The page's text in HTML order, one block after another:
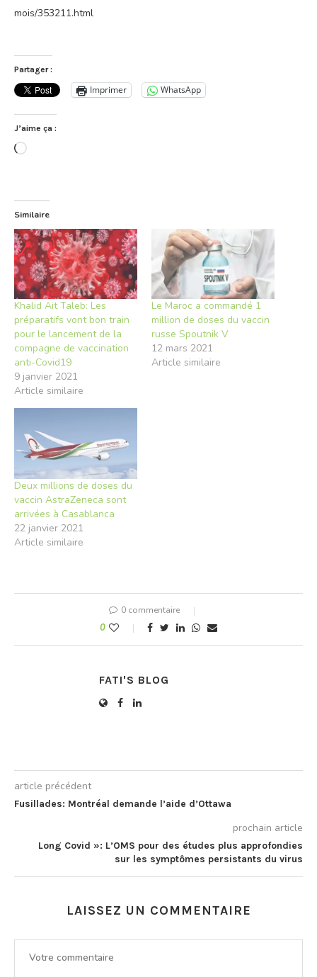
mois/353211.html
Partager :
Imprimer WhatsApp
J’aime ça :
Chargement…
Similaire
Khalid Ait Taleb: Les
préparatifs vont bon train
pour le lancement de la
compagne de vaccination
anti-Covid19
9 janvier 2021
Article similaire
Le Maroc a commandé 1
million de doses du vaccin
russe Spoutnik V
12 mars 2021
Article similaire
Deux millions de doses du
vaccin AstraZeneca sont
arrivées à Casablanca
22 janvier 2021
Article similaire
0 commentaire
0
FATI'S BLOG
article précédent
Fusillades: Montréal demande l’aide d’Ottawa
prochain article
Long Covid »: L’OMS pour des études plus approfondies
sur les symptômes persistants du virus
LAISSEZ UN COMMENTAIRE